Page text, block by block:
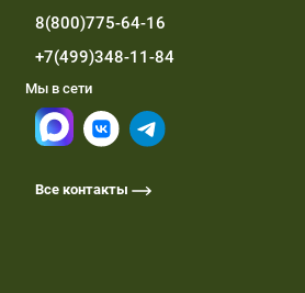
8(800)775-64-16
+7(499)348-11-84
Мы в сети
Все контакты